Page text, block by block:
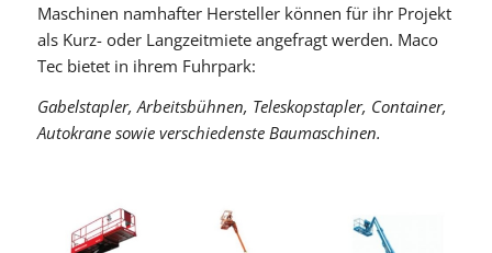
Maschinen namhafter Hersteller können für ihr Projekt
als Kurz- oder Langzeitmiete angefragt werden. Maco
Tec bietet in ihrem Fuhrpark:
Gabelstapler, Arbeitsbühnen, Teleskopstapler, Container,
Autokrane sowie verschiedenste Baumaschinen.